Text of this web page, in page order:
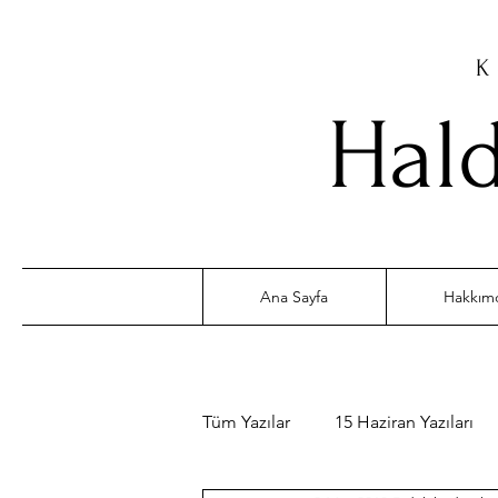
Ana Sayfa
Tüm Yazılar 15 Haziran Yazıları